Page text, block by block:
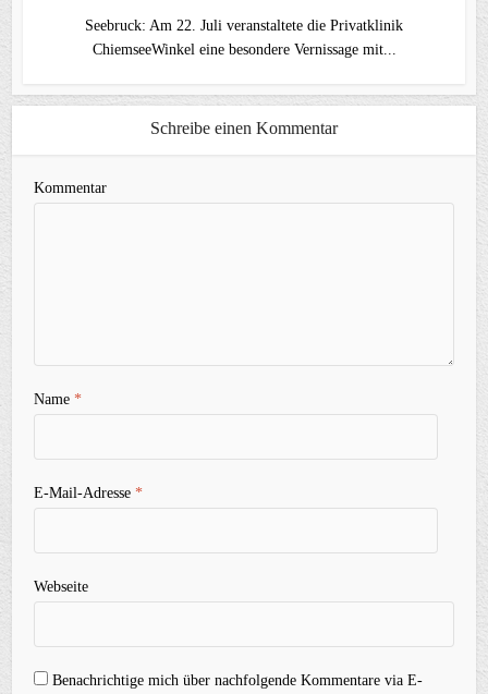
Seebruck: Am 22. Juli veranstaltete die Privatklinik
ChiemseeWinkel eine besondere Vernissage mit...
Schreibe einen Kommentar
Kommentar
Name*
E-Mail-Adresse*
Webseite
Benachrichtige mich über nachfolgende Kommentare via E-